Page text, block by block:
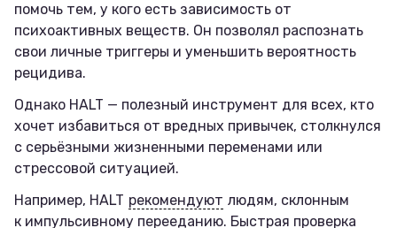
помочь тем, у кого есть зависимость от
психоактивных веществ. Он позволял распознать
свои личные триггеры и уменьшить вероятность
рецидива.
Однако HALT — полезный инструмент для всех, кто
хочет избавиться от вредных привычек, столкнулся
с серьёзными жизненными переменами или
стрессовой ситуацией.
Например, HALT рекомендуют людям, склонным
к импульсивному перееданию. Быстрая проверка